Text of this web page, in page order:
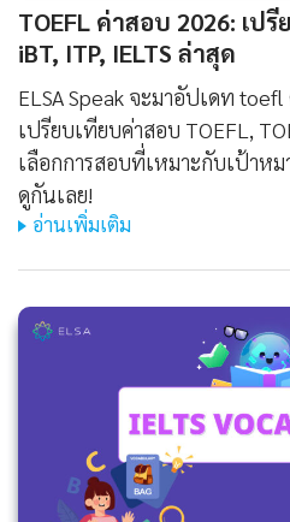
TOEFL ค่าสอบ 2026: เป
iBT, ITP, IELTS ล่าสุด
ELSA Speak จะมาอัปเดท
เปรียบเทียบค่าสอบ TOEFL,
เลือกการสอบที่เหมาะกับเป้าหม
ดูกันเลย!
อ่านเพิ่มเติม